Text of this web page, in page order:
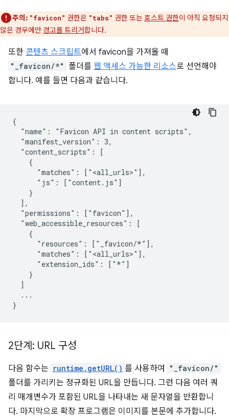
주의: "favicon" 권한은 "tabs" 권한 또는호스트 권한이 아직 요청되지
않은 경우에만 경고를 트리거합니다.
또한 콘텐츠 스크립트에서 favicon을 가져올 때
"_favicon/*" 폴더를 웹 액세스 가능한 리소스로 선언해야
합니다. 예를 들면 다음과 같습니다.
{
  "name": "Favicon API in content scripts",
  "manifest_version": 3,
  "content_scripts": [
    {
      "matches": ["<all_urls>"],
      "js": ["content.js"]
    }
  ],
  "permissions": ["favicon"],
  "web_accessible_resources": [
    {
      "resources": ["_favicon/*"],
      "matches": ["<all_urls>"],
      "extension_ids": ["*"]
    }
  ]
  ...
2단계: URL 구성
다음 함수는 runtime.getURL() 를 사용하여 "_favicon/"
폴더를 가리키는 정규화된 URL을 만듭니다. 그런 다음 여러 쿼
리 매개변수가 포함된 URL을 나타내는 새 문자열을 반환합니
다. 마지막으로 확장 프로그램은 이미지를 본문에 추가합니다.